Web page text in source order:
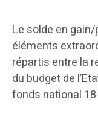
Le solde en
éléments
répartis entre la
du budget de
fonds national